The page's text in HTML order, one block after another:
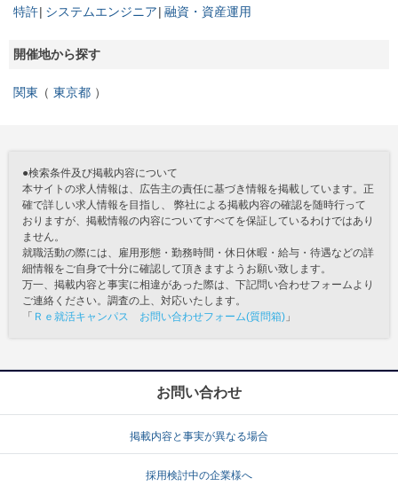
特許 システムエンジニア 融資・資産運用
開催地から探す
関東 東京都
●検索条件及び掲載内容について
本サイトの求人情報は、広告主の責任に基づき情報を掲載しています。正
確で詳しい求人情報を目指し、 弊社による掲載内容の確認を随時行って
おりますが、掲載情報の内容についてすべてを保証しているわけではあり
ません。
就職活動の際には、雇用形態・勤務時間・休日休暇・給与・待遇などの詳
細情報をご自身で十分に確認して頂きますようお願い致します。
万一、掲載内容と事実に相違があった際は、下記問い合わせフォームより
ご連絡ください。調査の上、対応いたします。
「 Ｒｅ就活キャンパス お問い合わせフォーム(質問箱) 」
お問い合わせ
掲載内容と事実が異なる場合
採用検討中の企業様へ